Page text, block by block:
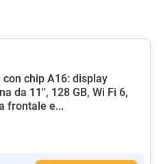
con chip A16: display
da 11'', 128 GB, Wi Fi 6,
frontale e...